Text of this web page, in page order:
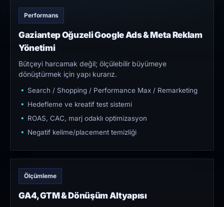
Performans
Gaziantep Oğuzeli Google Ads & Meta Reklam
Yönetimi
Bütçeyi harcamak değil; ölçülebilir büyümeye
dönüştürmek için yapı kurarız.
Search / Shopping / Performance Max / Remarketing
Hedefleme ve kreatif test sistemi
ROAS, CAC, marj odaklı optimizasyon
Negatif kelime/placement temizliği
Ölçümleme
GA4, GTM & Dönüşüm Altyapısı